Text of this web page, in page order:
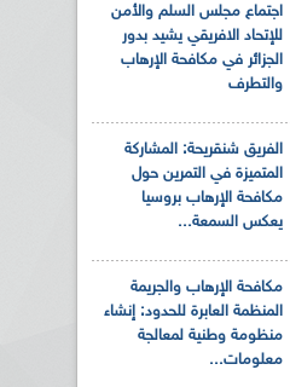
اجتماع مجلس السلم والأمن
للإتحاد الافريقي يشيد بدور
الجزائر في مكافحة الإرهاب
والتطرف
الفريق شنقريحة: المشاركة
المتميزة في التمرين حول
مكافحة الإرهاب بروسيا
يعكس السمعة...
مكافحة الإرهاب والجريمة
المنظمة العابرة للحدود: إنشاء
منظومة وطنية لمعالجة
معلومات...